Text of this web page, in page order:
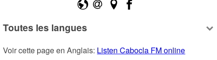
Toutes les langues
Voir cette page en Anglais: Listen Cabocla FM online